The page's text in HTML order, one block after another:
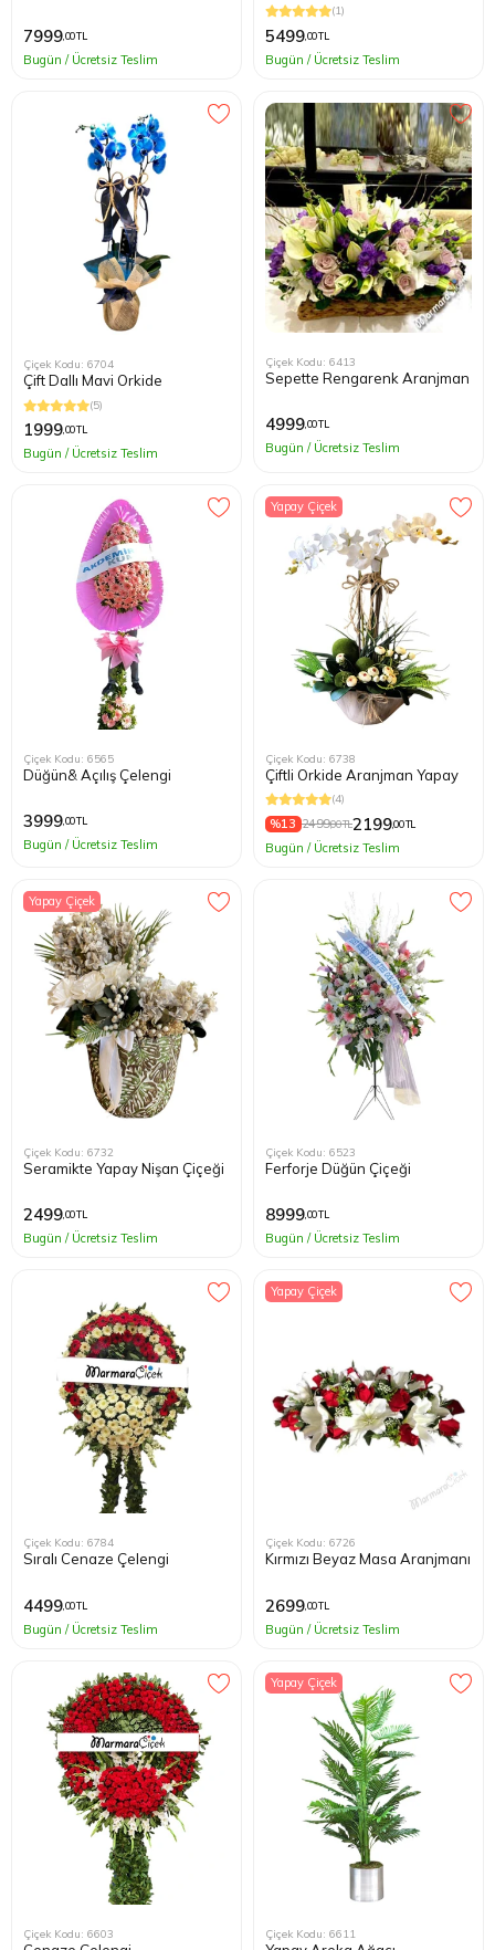
7999,00 TL
Bugün / Ücretsiz Teslim
(1)
5499,00 TL
Bugün / Ücretsiz Teslim
Çiçek Kodu: 6704
Çift Dallı Mavi Orkide
(5)
1999,00 TL
Bugün / Ücretsiz Teslim
Çiçek Kodu: 6413
Sepette Rengarenk Aranjman
4999,00 TL
Bugün / Ücretsiz Teslim
Çiçek Kodu: 6565
Düğün& Açılış Çelengi
3999,00 TL
Bugün / Ücretsiz Teslim
Yapay Çiçek
Çiçek Kodu: 6738
Çiftli Orkide Aranjman Yapay
(4)
%13 2499,00 TL2199,00 TL
Bugün / Ücretsiz Teslim
Yapay Çiçek
Çiçek Kodu: 6732
Seramikte Yapay Nişan Çiçeği
2499,00 TL
Bugün / Ücretsiz Teslim
Çiçek Kodu: 6523
Ferforje Düğün Çiçeği
8999,00 TL
Bugün / Ücretsiz Teslim
Çiçek Kodu: 6784
Sıralı Cenaze Çelengi
4499,00 TL
Bugün / Ücretsiz Teslim
Yapay Çiçek
Çiçek Kodu: 6726
Kırmızı Beyaz Masa Aranjmanı
2699,00 TL
Bugün / Ücretsiz Teslim
Çiçek Kodu: 6603
Yapay Çiçek
Çiçek Kodu: 6611